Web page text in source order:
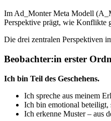
Im Ad_Monter Meta Modell
Perspektive prägt, wie Konflikte
Die drei zentralen Perspektiven
Beobachter:in erster
Ich bin Teil des Geschehens.
Ich spreche aus meinem
Ich bin emotional
Ich erkenne Muster – aus